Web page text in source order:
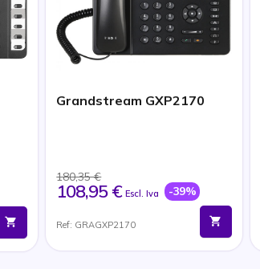
Grandstream GXP2170
180,35 €
108,95 € Escl. Iva -39%
Ref: GRAGXP2170